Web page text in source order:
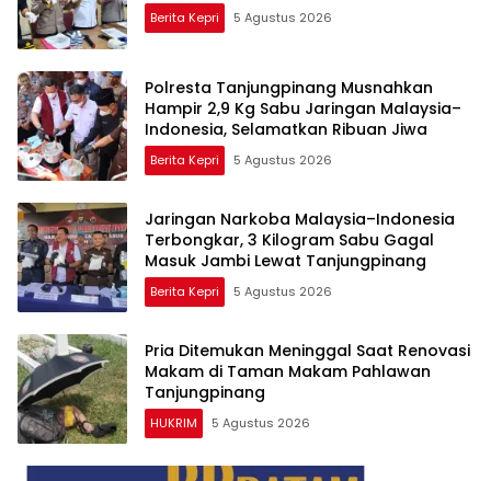
Berita Kepri 5 Agustus 2026
Polresta Tanjungpinang Musnahkan
Hampir 2,9 Kg Sabu Jaringan Malaysia–
Indonesia, Selamatkan Ribuan Jiwa
Berita Kepri 5 Agustus 2026
Jaringan Narkoba Malaysia–Indonesia
Terbongkar, 3 Kilogram Sabu Gagal
Masuk Jambi Lewat Tanjungpinang
Berita Kepri 5 Agustus 2026
Pria Ditemukan Meninggal Saat Renovasi
Makam di Taman Makam Pahlawan
Tanjungpinang
HUKRIM 5 Agustus 2026